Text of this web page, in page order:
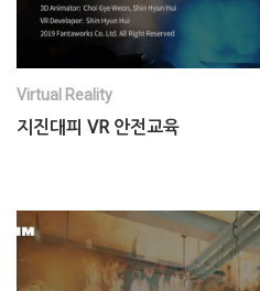
Virtual Reality
지진대피 VR 안전교육